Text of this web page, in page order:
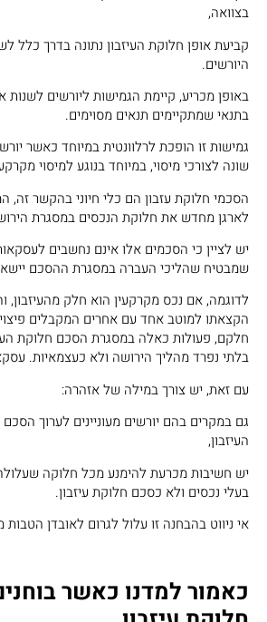
בצוואה,
קביעת אופן חלוקת העיזבון נתונה בדרך כלל
היורשים.
באופן מכריע, קיימת הגמישות ליורשים
בתנאי שמתקיימים תנאים מסוימים.
גמישות זו הופכת לרלוונטית במיוחד כאשר
שונה לצורכי מיסוי, במיוחד בנוגע למיסוי
הסכמי חלוקת עזבון הם כלי חיוני בהקשר זה,
לארגן מחדש את חלוקת הנכסים במסגרת
יש לציין כי הסכמים אלו אינם נחשבים
שמבטיח שהליכי העברה במסגרת ההסכם
לדוגמה, אם נכס מקרקעין הוא חלק מהעיזבון,
הקצאתו למוטב אחד עם אחרים המקבלים
חלקם, פעולות כאלה במסגרת הסכם חלוקת
בלתי נפרד מהליך הירושה ולא כעצמאיות.
עם זאת, יש צורך במילה של אזהרה:
גם במקרים בהם יורשים מעוניינים לערוך
העיזבון,
יש חשיבות מכרעת להימנע מכל חלוקה
בעלי נכסים ולא כסכם חלוקת עיזבון.
אי ניווט בהבחנה זו עלול לגרום לאובדן
כאמור למדנו כאשר